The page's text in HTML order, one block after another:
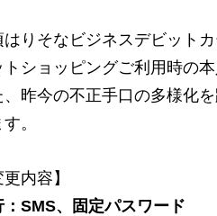
はりそなビジネスデビット
トショッピングご利用時の
、昨今の不正手口の多様化
。
更内容】
：SMS、固定パスワード